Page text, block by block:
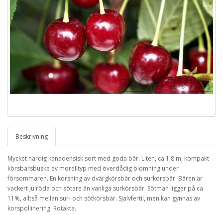
Beskrivning
Mycket härdig kanadensisk sort med goda bär. Liten, ca 1,8 m, kompakt
körsbärsbuske av morelltyp med överdådig blomning under
försommaren. En korsning av dvärgkörsbär och surkörsbär. Bären är
vackert julröda och sötare än vanliga surkörsbär. Sötman ligger på ca
11%, alltså mellan sur- och sötkörsbär. Självfertil, men kan gynnas av
korspollinering. Rotäkta.